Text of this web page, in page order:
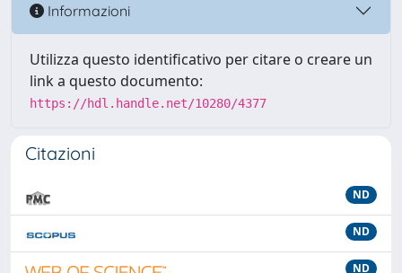
Informazioni
Utilizza questo identificativo per citare o creare un
link a questo documento:
https://hdl.handle.net/10280/4377
Citazioni
ND
ND
ND